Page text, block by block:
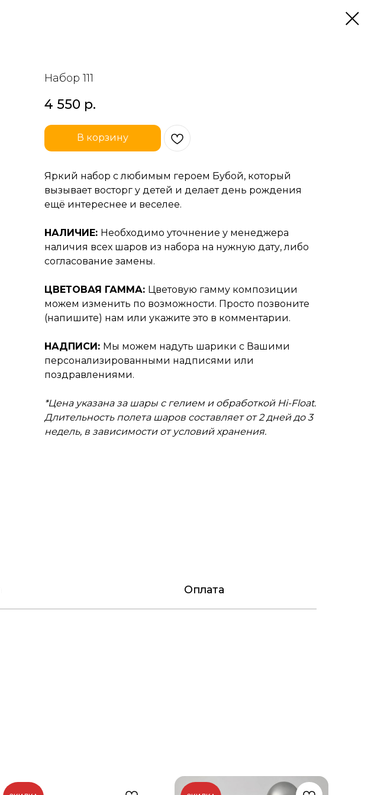
Набор 111
4 550 р.
В корзину
Яркий набор с любимым героем Бубой, который
вызывает восторг у детей и делает день рождения
ещё интереснее и веселее.
НАЛИЧИЕ: Необходимо уточнение у менеджера
наличия всех шаров из набора на нужную дату, либо
согласование замены.
ЦВЕТОВАЯ ГАММА: Цветовую гамму композиции
можем изменить по возможности. Просто позвоните
(напишите) нам или укажите это в комментарии.
НАДПИСИ: Мы можем надуть шарики с Вашими
персонализированными надписями или
поздравлениями.
*Цена указана за шары с гелием и обработкой Hi-Float.
Длительность полета шаров составляет от 2 дней до 3
недель, в зависимости от условий хранения.
Оплата